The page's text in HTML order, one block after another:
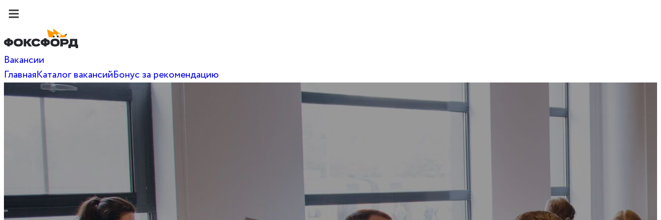
Вакансии
ГлавнаяКаталог вакансийБонус за рекомендацию